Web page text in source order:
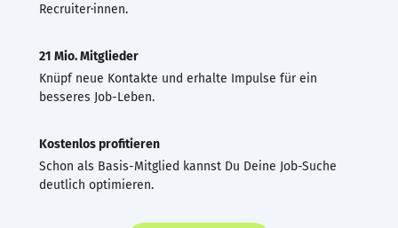
Recruiter·innen.
21 Mio. Mitglieder
Knüpf neue Kontakte und erhalte Impulse für ein
besseres Job-Leben.
Kostenlos profitieren
Schon als Basis-Mitglied kannst Du Deine Job-Suche
deutlich optimieren.